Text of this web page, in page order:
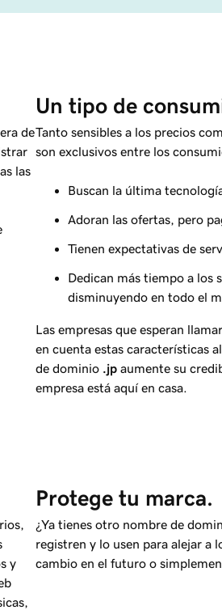
de
las
Un tipo de
Tanto sensibles a los precios
son exclusivos entre los
Buscan la última
Adoran las ofertas, pero
Tienen expectativas de
Dedican más tiempo a los
disminuyendo en todo el
Las empresas que esperan
en cuenta estas características
de dominio .jp aumente su
empresa está aquí en casa.
y
Protege tu marca.
¿Ya tienes otro nombre de
registren y lo usen para alejar a
cambio en el futuro o